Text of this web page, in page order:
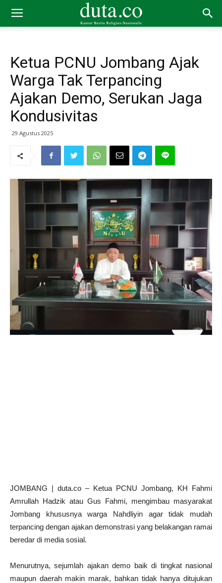
Ketua PCNU Jombang Ajak
Warga Tak Terpancing
Ajakan Demo, Serukan Jaga
Kondusivitas
29 Agustus 2025
JOMBANG | duta.co – Ketua PCNU Jombang, KH Fahmi
Amrullah Hadzik atau Gus Fahmi, mengimbau masyarakat
Jombang khususnya warga Nahdliyin agar tidak mudah
terpancing dengan ajakan demonstrasi yang belakangan ramai
beredar di media sosial.
Menurutnya, sejumlah ajakan demo baik di tingkat nasional
maupun daerah makin marak, bahkan tidak hanya ditujukan